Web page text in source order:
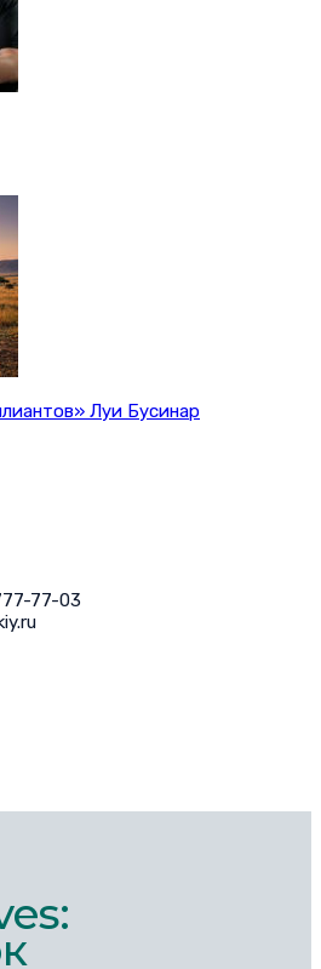
Луи Бусинар
77-03